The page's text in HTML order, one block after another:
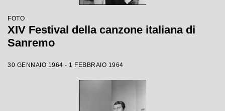
FOTO
XIV Festival della canzone italiana di
Sanremo
30 GENNAIO 1964 - 1 FEBBRAIO 1964